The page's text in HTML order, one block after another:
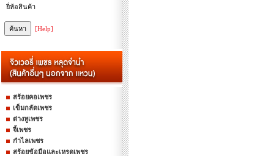
ยี่ห้อสินค้า
[Help]
สร้อยคอเพชร
เข็มกลัดเพชร
ต่างหูเพชร
จี้เพชร
กำไลเพชร
สร้อยข้อมือและเหรดเพชร